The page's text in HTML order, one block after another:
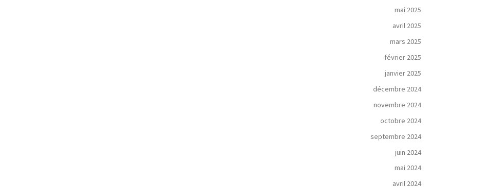
mai 2025
avril 2025
mars 2025
février 2025
janvier 2025
décembre 2024
novembre 2024
octobre 2024
septembre 2024
juin 2024
mai 2024
avril 2024